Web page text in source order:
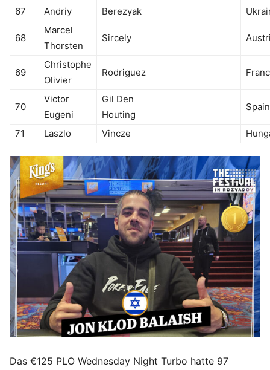
67 Andriy Berezyak
68
Marcel
Thorsten
Sircely
69
Christophe
Olivier
Rodriguez
70
Victor
Eugeni
Gil Den
Houting
Spain
71 Laszlo Vincze
Das €125 PLO Wednesday Night Turbo hatte 97